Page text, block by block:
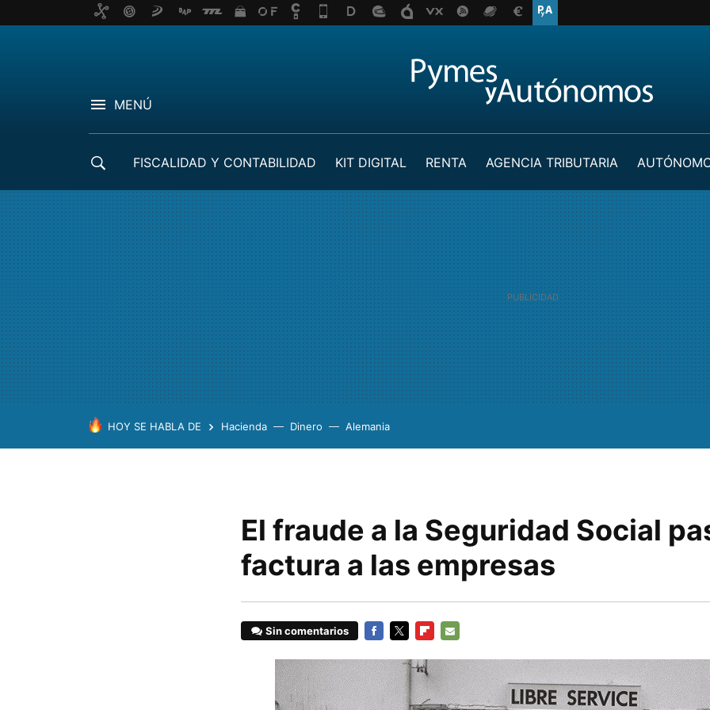
MENÚ
FISCALIDAD Y CONTABILIDAD KIT DIGITAL RENTA AGENCIA TRIBUTARIA
HOY SE HABLA DE Hacienda Dinero Alemania
El fraude a la Seguridad Social
factura a las empresas
Sin comentarios
MAIL